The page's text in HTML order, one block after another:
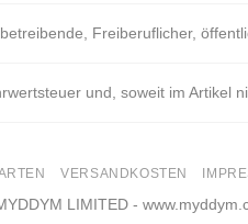
Freiberuflicher,
und, soweit im Artikel
VERSANDKOSTEN
LIMITED -